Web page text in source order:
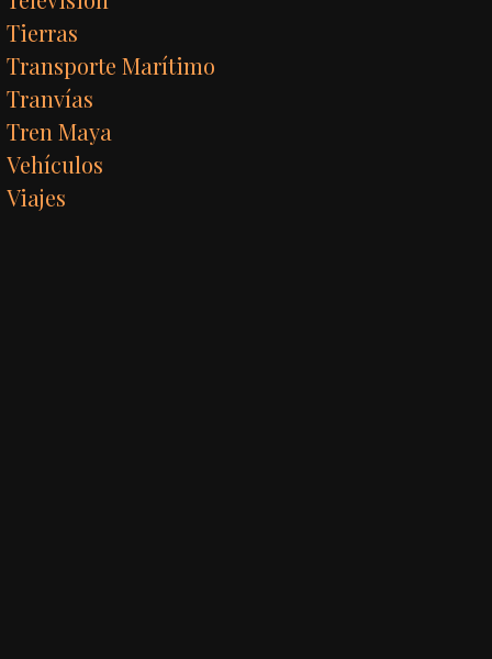
Tierras
Transporte Marítimo
Tranvías
Tren Maya
Vehículos
Viajes